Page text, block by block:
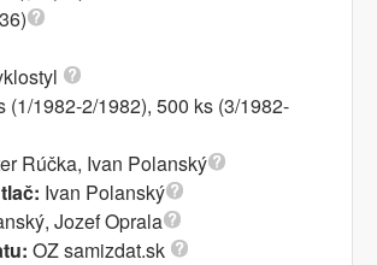
(1/1982-2/1982), 500 ks (3/1982-
Rúčka, Ivan Polanský
Ivan Polanský
Jozef Oprala
OZ samizdat.sk